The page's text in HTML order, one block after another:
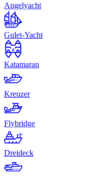
Angelyacht
Gulet-Yacht
Katamaran
Kreuzer
Flybridge
Dreideck